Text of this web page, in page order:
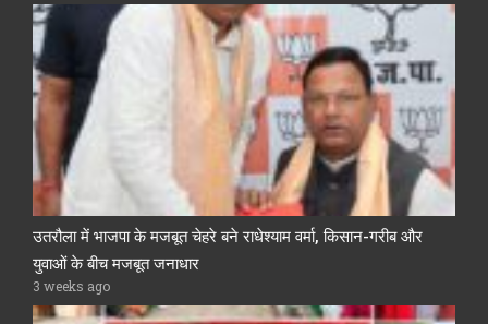
उतरौला में भाजपा के मजबूत चेहरे बने राधेश्याम वर्मा, किसान-गरीब और
युवाओं के बीच मजबूत जनाधार
3 weeks ago